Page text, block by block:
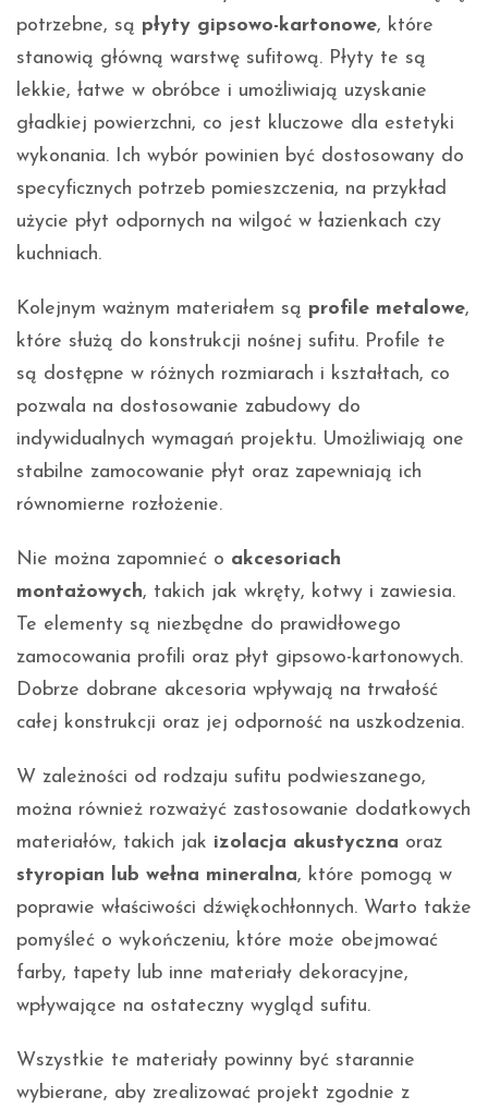
potrzebne, są płyty gipsowo-kartonowe, które
stanowią główną warstwę sufitową. Płyty te są
lekkie, łatwe w obróbce i umożliwiają uzyskanie
gładkiej powierzchni, co jest kluczowe dla estetyki
wykonania. Ich wybór powinien być dostosowany do
specyficznych potrzeb pomieszczenia, na przykład
użycie płyt odpornych na wilgoć w łazienkach czy
kuchniach.
Kolejnym ważnym materiałem są profile metalowe,
które służą do konstrukcji nośnej sufitu. Profile te
są dostępne w różnych rozmiarach i kształtach, co
pozwala na dostosowanie zabudowy do
indywidualnych wymagań projektu. Umożliwiają one
stabilne zamocowanie płyt oraz zapewniają ich
równomierne rozłożenie.
Nie można zapomnieć o akcesoriach
montażowych, takich jak wkręty, kotwy i zawiesia.
Te elementy są niezbędne do prawidłowego
zamocowania profili oraz płyt gipsowo-kartonowych.
Dobrze dobrane akcesoria wpływają na trwałość
całej konstrukcji oraz jej odporność na uszkodzenia.
W zależności od rodzaju sufitu podwieszanego,
można również rozważyć zastosowanie dodatkowych
materiałów, takich jak izolacja akustyczna oraz
styropian lub wełna mineralna, które pomogą w
poprawie właściwości dźwiękochłonnych. Warto także
pomyśleć o wykończeniu, które może obejmować
farby, tapety lub inne materiały dekoracyjne,
wpływające na ostateczny wygląd sufitu.
Wszystkie te materiały powinny być starannie
wybierane, aby zrealizować projekt zgodnie z